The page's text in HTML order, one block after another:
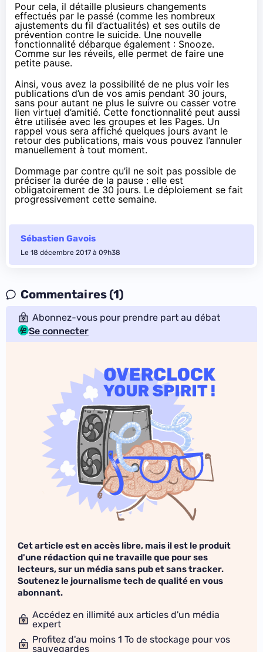
Pour cela, il détaille plusieurs changements
effectués par le passé (comme les nombreux
ajustements du fil d’actualités) et ses outils de
prévention contre le suicide. Une nouvelle
fonctionnalité débarque également : Snooze.
Comme sur les réveils, elle permet de faire une
petite pause.
Ainsi, vous avez la possibilité de ne plus voir les
publications d’un de vos amis pendant 30 jours,
sans pour autant ne plus le suivre ou casser votre
lien virtuel d’amitié. Cette fonctionnalité peut aussi
être utilisée avec les groupes et les Pages. Un
rappel vous sera affiché quelques jours avant le
retour des publications, mais vous pouvez l’annuler
manuellement à tout moment.
Dommage par contre qu’il ne soit pas possible de
préciser la durée de la pause : elle est
obligatoirement de 30 jours. Le déploiement se fait
progressivement cette semaine.
Sébastien Gavois
Le 18 décembre 2017 à 09h38
Commentaires (1)
Abonnez-vous pour prendre part au débat
Se connecter
Cet article est en accès libre, mais il est le produit
d'une rédaction qui ne travaille que pour ses
lecteurs, sur un média sans pub et sans tracker.
Soutenez le journalisme tech de qualité en vous
abonnant.
Accédez en illimité aux articles d'un média
expert
Profitez d'au moins 1 To de stockage pour vos
sauvegardes